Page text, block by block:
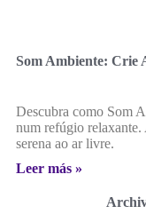
Som Ambiente: Crie
Descubra como Som
num refúgio relaxante.
serena ao ar livre.
Leer más »